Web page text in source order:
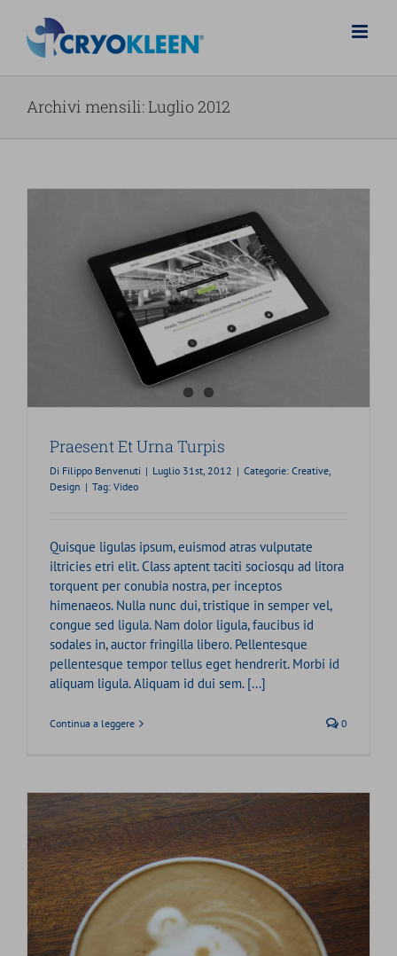
contenuto
Archivi mensili:Luglio 2012
Praesent Et Urna Turpis
Di Filippo Benvenuti | Luglio 31st, 2012 | Categorie: Creative,
Design | Tag: Video
Quisque ligulas ipsum, euismod atras vulputate
iltricies etri elit. Class aptent taciti sociosqu ad litora
torquent per conubia nostra, per inceptos
himenaeos. Nulla nunc dui, tristique in semper vel,
congue sed ligula. Nam dolor ligula, faucibus id
sodales in, auctor fringilla libero. Pellentesque
pellentesque tempor tellus eget hendrerit. Morbi id
aliquam ligula. Aliquam id dui sem. [...]
Continua a leggere 0